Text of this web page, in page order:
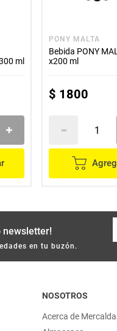
ml
PONY MALTA
Bebida PONY
x200 ml
$ 1800
newsletter!
en tu buzón.
NOSOTROS
Acerca de